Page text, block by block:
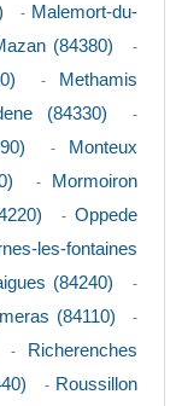
- Malemort-du-
(84380) -
-
Methamis
(84330) -
-
Monteux
-
Mormoiron
-Oppede
les-fontaines
(84240) -
(84110) -
-
Richerenches
- Roussillon